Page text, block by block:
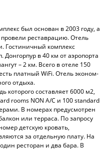
был основан в 2003 году, а
провели реставрацию. Отель
Гостиничный комплекс
Донгорпур в 40 км от аэропорта
– 2 км. Всего в отеле 150
платный WiFi. Отель эконом-
отдыха.
которого составляет 6000 м2,
rooms NON A/C и 100 standard
В номерах предусмотрен
или терраса. По запросу
детскую кровать,
за отдельную плату. На
ресторан и два бара. В